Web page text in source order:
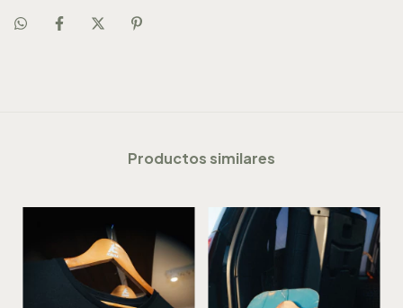
Productos similares